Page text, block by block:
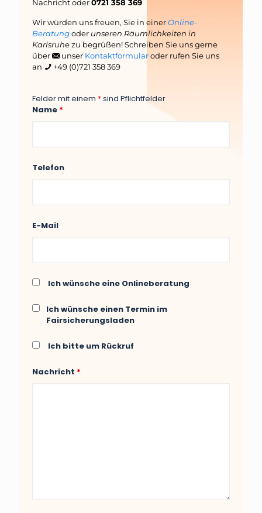
Nachricht oder0721 358 369
Wir würden uns freuen, Sie in einerOnline-
Beratungoder unseren Räumlichkeiten in
Karlsruhe zu begrüßen! Schreiben Sie uns gerne
über
unser Kontaktformularoder rufen Sie uns
an
+49 (0)721 358 369
Felder mit einem *sind Pflichtfelder
Name *
Telefon
E-Mail
Ich wünsche eine Onlineberatung
Ich wünsche einen Termin im
Fairsicherungsladen
Ich bitte um Rückruf
Nachricht *